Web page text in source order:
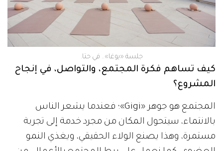
جلسة «يوغا».. في حتا.
كيف تساهم فكرة المجتمع، والتواصل، في إنجاح
المشروع؟
المجتمع هو جوهر «Gigi»؛ فعندما يشعر الناس
بالانتماء، سيتحول المكان من مجرد خدمة إلى تجربة
مستمرة، وهذا يصنع الولاء الحقيقي، ويغذي النمو